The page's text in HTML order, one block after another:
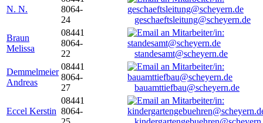
N. N.
8064-
24
geschaeftsleitung@scheyern.de
Braun
Melissa
08441
8064-
22
standesamt@scheyern.de
Demmelmeier
Andreas
08441
8064-
27
bauamttiefbau@scheyern.de
Eccel Kerstin
08441
8064-